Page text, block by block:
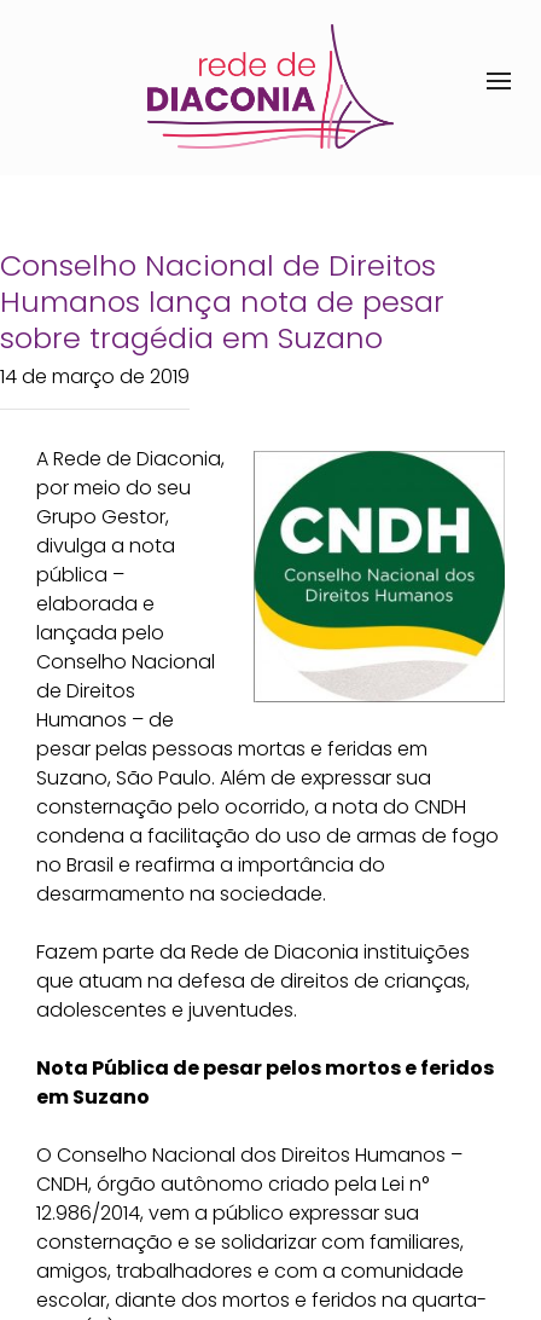
Conselho Nacional de Direitos
Humanos lança nota de pesar
sobre tragédia em Suzano
14 de março de 2019
A Rede de Diaconia,
por meio do seu
Grupo Gestor,
divulga a nota
pública –
elaborada e
lançada pelo
Conselho Nacional
de Direitos
Humanos – de
pesar pelas pessoas mortas e feridas em
Suzano, São Paulo. Além de expressar sua
consternação pelo ocorrido, a nota do CNDH
condena a facilitação do uso de armas de fogo
no Brasil e reafirma a importância do
desarmamento na sociedade.
Fazem parte da Rede de Diaconia instituições
que atuam na defesa de direitos de crianças,
adolescentes e juventudes.
Nota Pública de pesar pelos mortos e feridos
em Suzano
O Conselho Nacional dos Direitos Humanos –
CNDH, órgão autônomo criado pela Lei n°
12.986/2014, vem a público expressar sua
consternação e se solidarizar com familiares,
amigos, trabalhadores e com a comunidade
escolar, diante dos mortos e feridos na quarta-